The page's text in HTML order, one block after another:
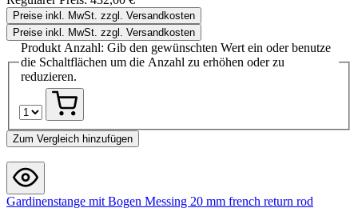
Preise inkl. MwSt. zzgl. Versandkosten
Preise inkl. MwSt. zzgl. Versandkosten
Produkt Anzahl: Gib den gewünschten Wert ein oder benutze
die Schaltflächen um die Anzahl zu erhöhen oder zu
reduzieren.
Zum Vergleich hinzufügen
Gardinenstange mit Bogen Messing 20 mm french return rod